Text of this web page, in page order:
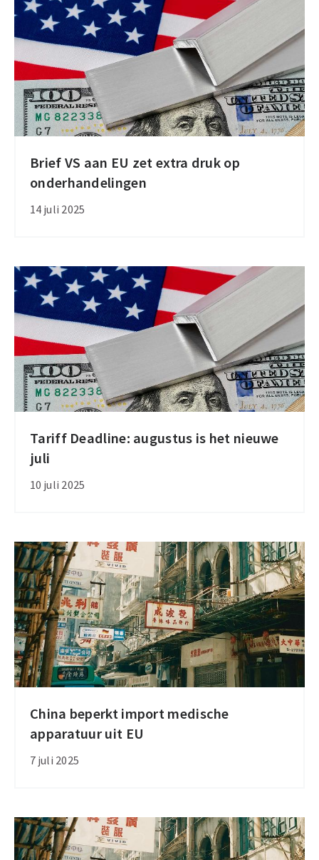
Mercosur-
verdrag
Brief VS aan EU zet extra druk op
onderhandelingen
14 juli 2025
Brief
VS
aan
extra
druk
op
onderhandelingen
Tariff Deadline: augustus is het nieuwe
juli
10 juli 2025
Tariff
Deadline:
augustus
nieuwe
juli
China beperkt import medische
apparatuur uit EU
7 juli 2025
China
beperkt
import
uit
EU